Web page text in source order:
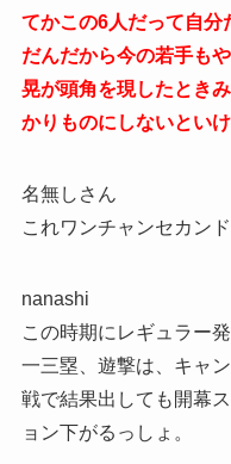
てかこの6人だって自分
だんだから今の若手も
晃が頭角を現したとき
かりものにしないとい
名無しさん
これワンチャンセカン
nanashi
この時期にレギュラー
一三塁、遊撃は、キャ
戦で結果出しても開幕
ョン下がるっしょ。